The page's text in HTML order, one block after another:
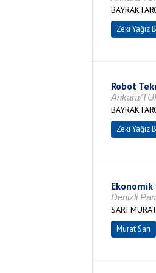
Zeki Yağız
Robot
Ankara/
Zeki Yağız
Denizli
SARI MURAT
Murat Sarı